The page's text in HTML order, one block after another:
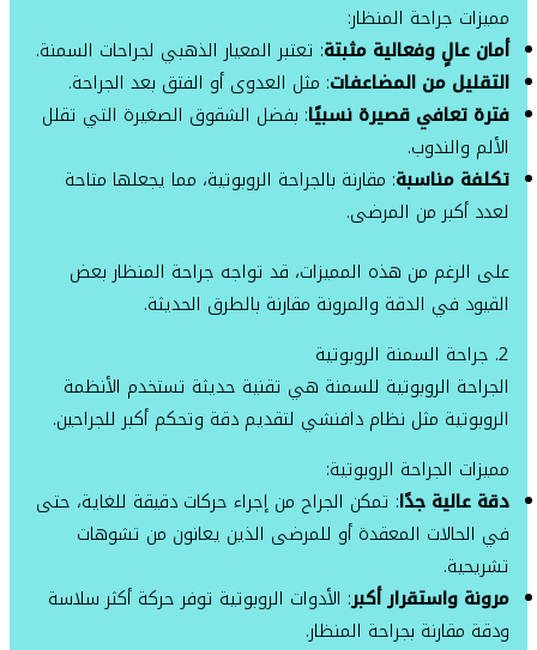
مميزات جراحة المنظار:
أمان عالٍ وفعالية مثبتة: تعتبر المعيار الذهبي لجراحات السمنة.
التقليل من المضاعفات: مثل العدوى أو الفتق بعد الجراحة.
فترة تعافي قصيرة نسبيًا: بفضل الشقوق الصغيرة التي تقلل
الألم والندوب.
تكلفة مناسبة: مقارنة بالجراحة الروبوتية، مما يجعلها متاحة
لعدد أكبر من المرضى.
على الرغم من هذه المميزات، قد تواجه جراحة المنظار بعض
القيود في الدقة والمرونة مقارنة بالطرق الحديثة.
2. جراحة السمنة الروبوتية
الجراحة الروبوتية للسمنة هي تقنية حديثة تستخدم الأنظمة
الروبوتية مثل نظام دافنشي لتقديم دقة وتحكم أكبر للجراحين.
مميزات الجراحة الروبوتية:
دقة عالية جدًا: تمكن الجراح من إجراء حركات دقيقة للغاية، حتى
في الحالات المعقدة أو للمرضى الذين يعانون من تشوهات
تشريحية.
مرونة واستقرار أكبر: الأدوات الروبوتية توفر حركة أكثر سلاسة
ودقة مقارنة بجراحة المنظار.